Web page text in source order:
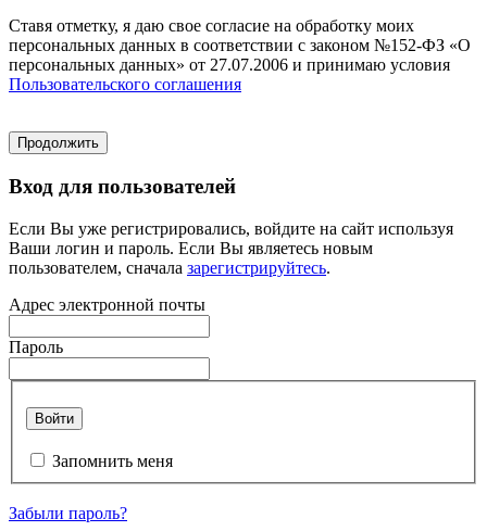
Ставя отметку, я даю свое согласие на обработку моих
персональных данных в соответствии с законом №152-ФЗ «О
персональных данных» от 27.07.2006 и принимаю условия
Пользовательского соглашения
Продолжить
Вход для пользователей
Если Вы уже регистрировались, войдите на сайт используя
Ваши логин и пароль. Если Вы являетесь новым
пользователем, сначала зарегистрируйтесь.
Адрес электронной почты
Пароль
Войти
Запомнить меня
Забыли пароль?